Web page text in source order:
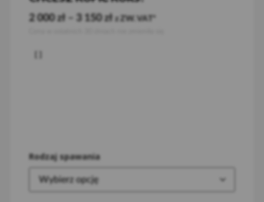
2 000 zł – 3 150 zł z ZW. VAT
Rodzaj spawania